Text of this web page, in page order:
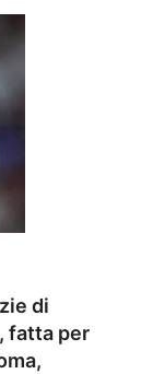
di
fatta per